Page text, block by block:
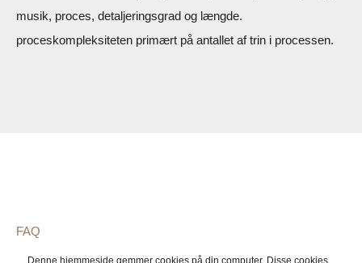
Denne hjemmeside gemmer cookies på din computer. Disse cookies
musik, proces, detaljeringsgrad og længde.
proceskompleksiteten primært på antallet af trin i processen.
FAQ